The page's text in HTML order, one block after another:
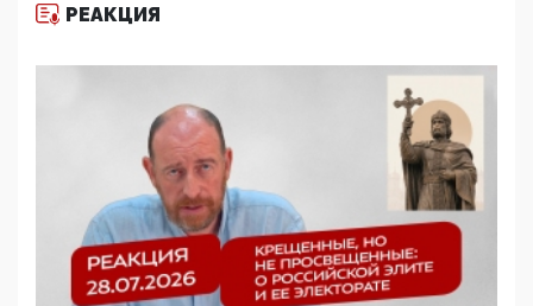
11:53, 09 Июня 2026
деятельность ИИТО ЮНЕСКО в России, но
цифроглобалисты продолжают определять
повестку в образовании
09:43, 01 Июня 2026
5G за счет здоровья граждан: Минцифры намерено
отобрать у регионов и муниципалитетов право
защищать жилые дома и социальные объекты от
05:58, 26 Мая 2026
Роскомнадзор освободили от борца с
РЕАКЦИЯ